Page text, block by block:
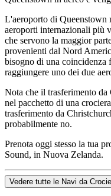
L'aeroporto di Queenstown
aeroporti internazionali più
che servono la maggior
provenienti dal Nord
bisogno di una
raggiungere uno dei due
Nota che il trasferimento da
nel pacchetto di una
trasferimento da
probabilmente no.
Prenota oggi stesso la tua
Sound, in Nuova Zelanda.
Vedere tutte le Navi da